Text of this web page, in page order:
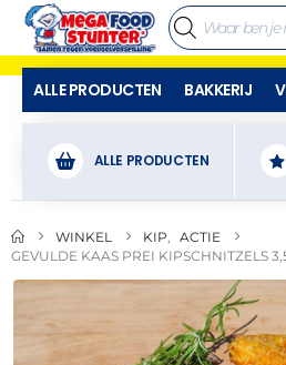
ALLE PRODUCTEN BAKKERIJ
ALLE PRODUCTEN
WINKEL KIP
ACTIE
GEVULDE KAAS PREI KIPSCHNITZELS